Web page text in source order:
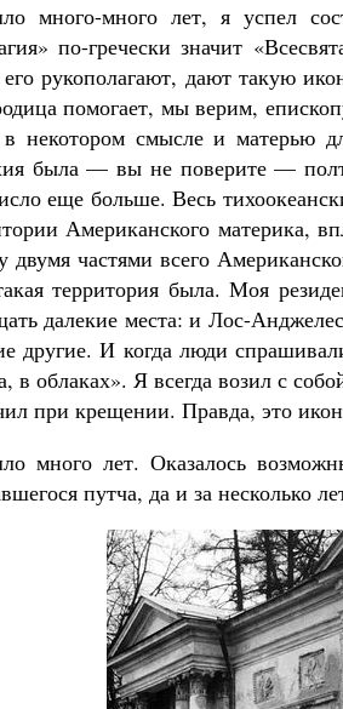
много-много лет, я успел
по-гречески значит
его рукополагают, дают такую
помогает, мы верим,
некотором смысле и матерью
была — вы не поверите —
еще больше. Весь
Американского материка,
двумя частями всего
территория была. Моя
далекие места: и Лос-
другие. И когда люди
в облаках». Я всегда возил с
при крещении. Правда, это
много лет. Оказалось
путча, да и за несколько